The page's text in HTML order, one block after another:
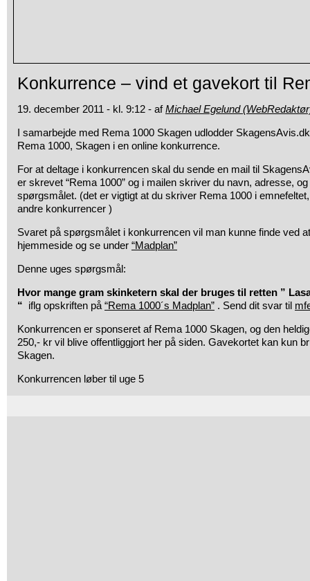
Konkurrence – vind et gavekort til
19. december 2011 - kl. 9:12 - afMichael Egelund
I samarbejde med Rema 1000 Skagen udlodder SkagensAvis.dk
Rema 1000, Skagen i en online konkurrence.
For at deltage i konkurrencen skal du sende en mail til
er skrevet “Rema 1000” og i mailen skriver du navn, adresse,
spørgsmålet. (det er vigtigt at du skriver Rema 1000 i
andre konkurrencer )
Svaret på spørgsmålet i konkurrencen vil man kunne finde ved
hjemmeside og se under “Madplan”
Denne uges spørgsmål:
Hvor mange gram skinketern skal der bruges til retten ”
“ iflg opskriften på “Rema 1000´s Madplan” . Send dit svar til
Konkurrencen er sponseret af Rema 1000 Skagen, og den
250,- kr vil blive offentliggjort her på siden. Gavekortet kan kun
Skagen.
Konkurrencen løber til uge 5